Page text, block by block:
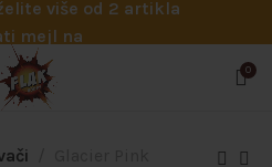
više od 2 artikla
mejl na
sa preciznim šiframa
možete pozvati
odabira.
0